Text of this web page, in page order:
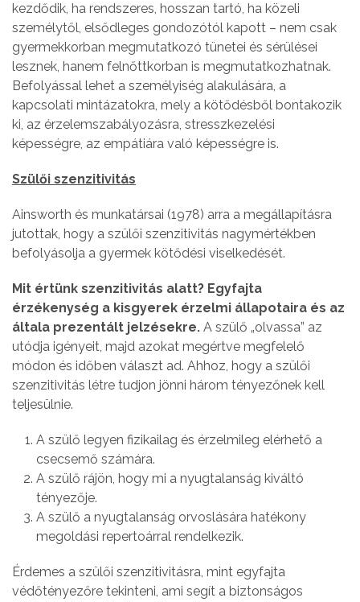
kezdődik, ha rendszeres, hosszan tartó, ha közeli
személytől, elsődleges gondozótól kapott – nem csak
gyermekkorban megmutatkozó tünetei és sérülései
lesznek, hanem felnőttkorban is megmutatkozhatnak.
Befolyással lehet a személyiség alakulására, a
kapcsolati mintázatokra, mely a kötődésből bontakozik
ki, az érzelemszabályozásra, stresszkezelési
képességre, az empátiára való képességre is.
Szülői szenzitivitás
Ainsworth és munkatársai (1978) arra a megállapításra
jutottak, hogy a szülői szenzitivitás nagymértékben
befolyásolja a gyermek kötődési viselkedését.
Mit értünk szenzitivitás alatt? Egyfajta
érzékenység a kisgyerek érzelmi állapotaira és az
általa prezentált jelzésekre. A szülő „olvassa” az
utódja igényeit, majd azokat megértve megfelelő
módon és időben választ ad. Ahhoz, hogy a szülői
szenzitivitás létre tudjon jönni három tényezőnek kell
teljesülnie.
A szülő legyen fizikailag és érzelmileg elérhető a
csecsemő számára.
A szülő rájön, hogy mi a nyugtalanság kiváltó
tényezője.
A szülő a nyugtalanság orvoslására hatékony
megoldási repertoárral rendelkezik.
Érdemes a szülői szenzitivitásra, mint egyfajta
védőtényezőre tekinteni, ami segít a biztonságos